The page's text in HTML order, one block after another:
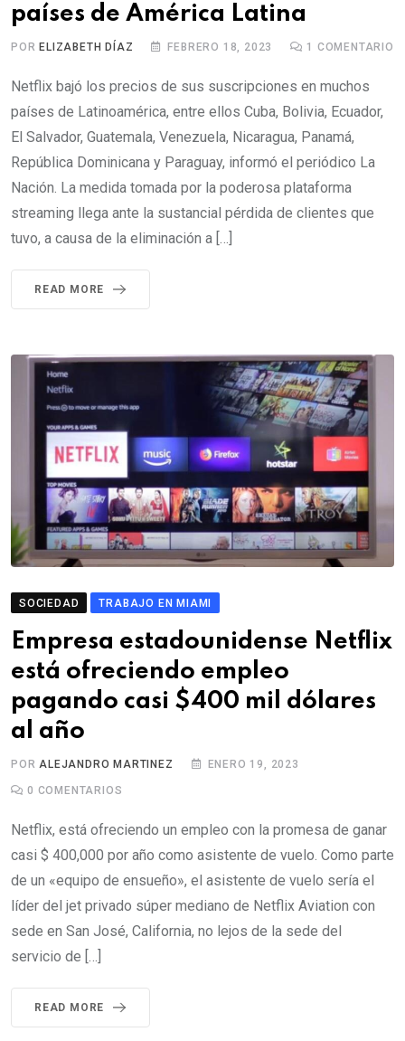
países de América Latina
PORELIZABETH DÍAZ FEBRERO 18, 2023 1 COMENTARIO
Netflix bajó los precios de sus suscripciones en muchos
países de Latinoamérica, entre ellos Cuba, Bolivia, Ecuador,
El Salvador, Guatemala, Venezuela, Nicaragua, Panamá,
República Dominicana y Paraguay, informó el periódico La
Nación. La medida tomada por la poderosa plataforma
streaming llega ante la sustancial pérdida de clientes que
tuvo, a causa de la eliminación a […]
READ MORE
SOCIEDAD TRABAJO EN MIAMI
Empresa estadounidense Netflix
está ofreciendo empleo
pagando casi $400 mil dólares
al año
PORALEJANDRO MARTINEZ ENERO 19, 2023
0 COMENTARIOS
Netflix, está ofreciendo un empleo con la promesa de ganar
casi $ 400,000 por año como asistente de vuelo. Como parte
de un «equipo de ensueño», el asistente de vuelo sería el
líder del jet privado súper mediano de Netflix Aviation con
sede en San José, California, no lejos de la sede del
servicio de […]
READ MORE